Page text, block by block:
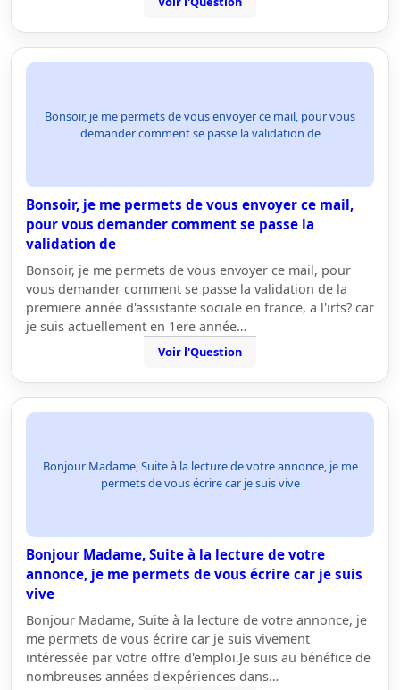
Bonsoir, je me permets de vous envoyer ce mail, pour vous
demander comment se passe la validation de
Bonsoir, je me permets de vous envoyer ce mail,
pour vous demander comment se passe la
validation de
Bonsoir, je me permets de vous envoyer ce mail, pour
vous demander comment se passe la validation de la
premiere année d'assistante sociale en france, a l'irts? car
je suis actuellement en 1ere année…
Voir l'Question
Bonjour Madame, Suite à la lecture de votre annonce, je me
permets de vous écrire car je suis vive
Bonjour Madame, Suite à la lecture de votre
annonce, je me permets de vous écrire car je suis
vive
Bonjour Madame, Suite à la lecture de votre annonce, je
me permets de vous écrire car je suis vivement
intéressée par votre offre d'emploi.Je suis au bénéfice de
nombreuses années d'expériences dans…